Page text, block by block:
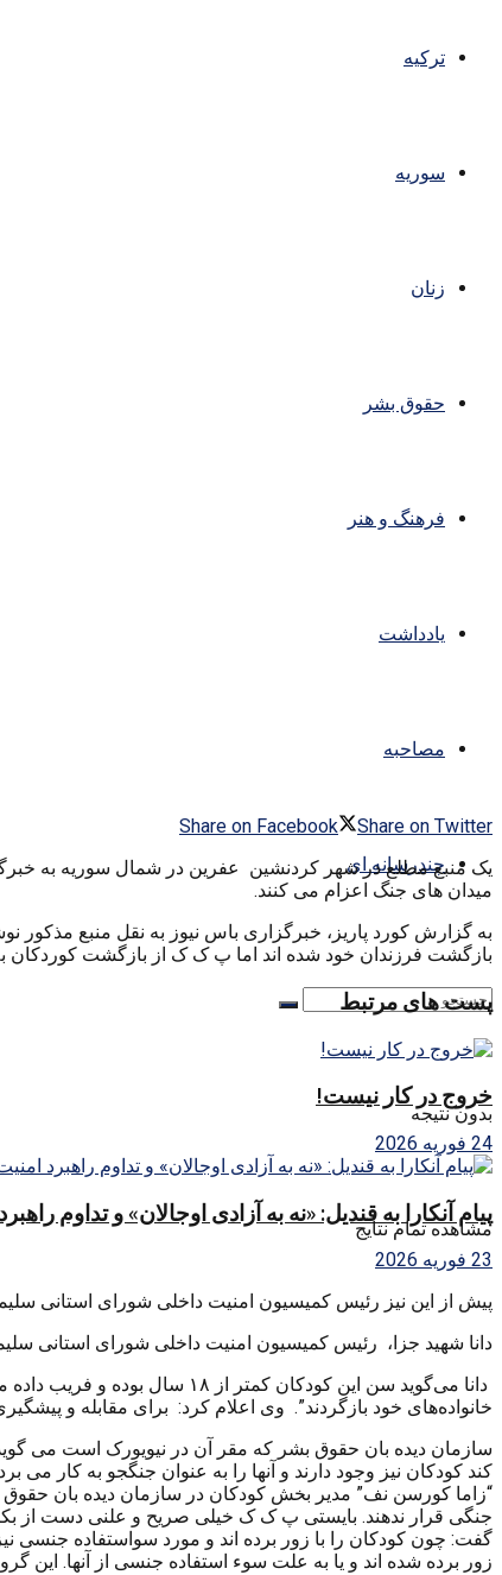
ترکیه
سوریه
زنان
حقوق بشر
فرهنگ و هنر
یادداشت
مصاحبه
چندرسانه ای
بدون نتیجه
مشاهده تمام نتایج
Share on Facebook
Share on Twitter
یک منبع مطلع در شهر کردنشین عفرین در شمال سوریه به
میدان های جنگ اعزام می کنند.
به گزارش کورد پاریز، خبرگزاری باس نیوز به نقل منبع
بازگشت فرزندان خود شده اند اما پ ک ک از بازگشت کوردکان
پست های مرتبط
خروج در کار نیست!
24 فوریه 2026
پیام آنکارا به قندیل: «نه به آزادی اوجالان» و تداوم
23 فوریه 2026
پیش از این نیز رئیس کمیسیون امنیت داخلی شورای استانی
دانا شهید جزا، رئیس کمیسیون امنیت داخلی شورای استانی
دانا می‌گوید سن این کودکان
خانوادەهای خود بازگردند”. وی اعلام کرد: برای مقابلە و
سازمان دیده بان حقوق بشر که مقر آن در نیویورک است می
کند کودکان نیز وجود دارند و آنها را به عنوان جنگجو به کار می برد و ۲۹ مورد را نیز ثابت کرده
“زاما کورسن نف” مدیر بخش کودکان در سازمان دیده بان حقوق
گفت: چون کودکان را با زور برده اند و مورد سواستفاده جنسی
زور برده شده اند و یا به علت سوء استفاده جنسی از آنها. این